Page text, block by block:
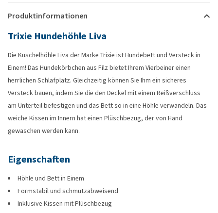
Produktinformationen
Trixie Hundehöhle Liva
Die Kuschelhöhle Liva der Marke Trixie ist Hundebett und Versteck in
Einem! Das Hundekörbchen aus Filz bietet Ihrem Vierbeiner einen
herrlichen Schlafplatz. Gleichzeitig können Sie Ihm ein sicheres
Versteck bauen, indem Sie die den Deckel mit einem Reißverschluss
am Unterteil befestigen und das Bett so in eine Höhle verwandeln. Das
weiche Kissen im Innern hat einen Plüschbezug, der von Hand
gewaschen werden kann.
Eigenschaften
Höhle und Bett in Einem
Formstabil und schmutzabweisend
Inklusive Kissen mit Plüschbezug